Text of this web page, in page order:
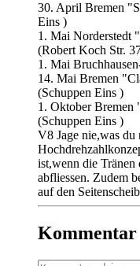
30. April Bremen
Eins )
1. Mai Norderstedt
(Robert Koch Str.
1. Mai
14. Mai Bremen
(Schuppen Eins )
1. Oktober Bremen
(Schuppen Eins )​
V8 Jage nie,was du
ist,wenn die
abfliessen. Zudem
auf den
Kommentar